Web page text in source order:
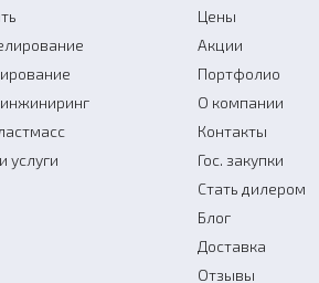
услуги
Цены
Акции
Портфолио
О компании
Контакты
Гос. закупки
Стать дилером
Блог
Доставка
Отзывы